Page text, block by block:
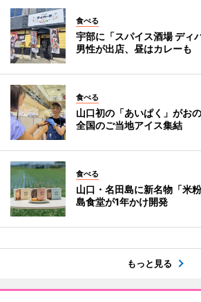
食べる
宇部に「スパイス酒場 デ
男性が出店、昼はカレーも
食べる
山口初の「あいぱく」がお
全国のご当地アイス集結
食べる
山口・名田島に新名物「米
島食堂が1年かけ開発
もっと見る